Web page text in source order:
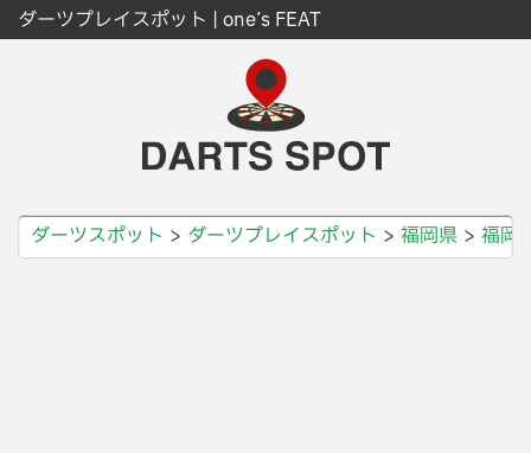
ダーツプレイスポット | one’s FEAT
ダーツスポット ダーツプレイスポット 福岡県 福岡